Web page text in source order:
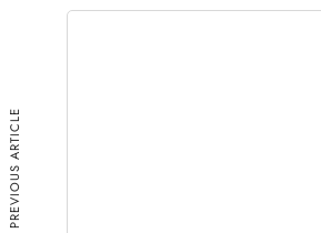
PREVIOUS ARTICLE